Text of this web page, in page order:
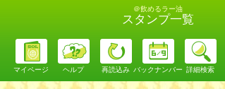
＠飲めるラー油
スタンプ一覧
マイページ ヘルプ 再読込み バックナンバー 詳細検索